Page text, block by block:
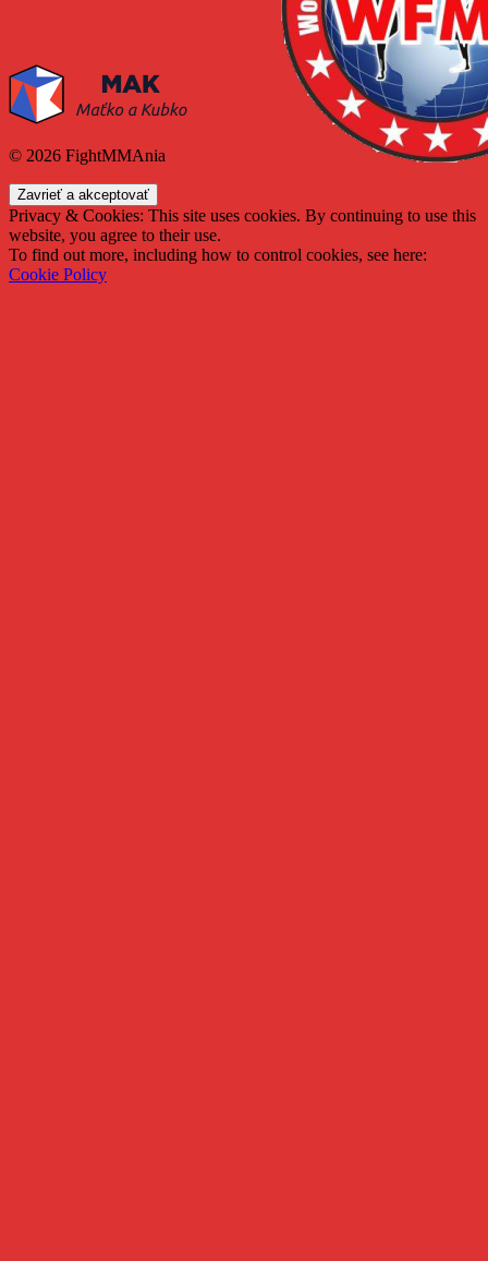
© 2026 FightMMAnia
Privacy & Cookies: This site uses cookies. By continuing to use this
website, you agree to their use.
To find out more, including how to control cookies, see here:
Cookie Policy